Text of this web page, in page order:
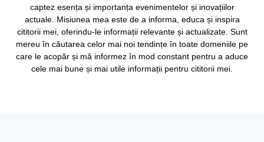
captez esența și importanța evenimentelor și inovațiilor
actuale. Misiunea mea este de a informa, educa și inspira
cititorii mei, oferindu-le informații relevante și actualizate. Sunt
mereu în căutarea celor mai noi tendințe în toate domeniile pe
care le acopăr și mă informez în mod constant pentru a aduce
cele mai bune și mai utile informații pentru cititorii mei.